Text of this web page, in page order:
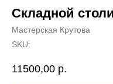
Складной
Мастерская Крутова
SKU:
11500,00 р.